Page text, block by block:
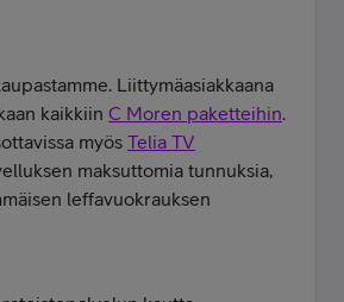
Liittymäasiakkaana
kaikkiin C Moren paketteihin.
myös Telia TV
maksuttomia tunnuksia,
leffavuokrauksen